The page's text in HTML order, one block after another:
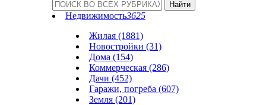
Недвижимость3625
Жилая (1881)
Новостройки (31)
Дома (154)
Коммерческая (286)
Дачи (452)
Гаражи, погреба (607)
Земля (201)